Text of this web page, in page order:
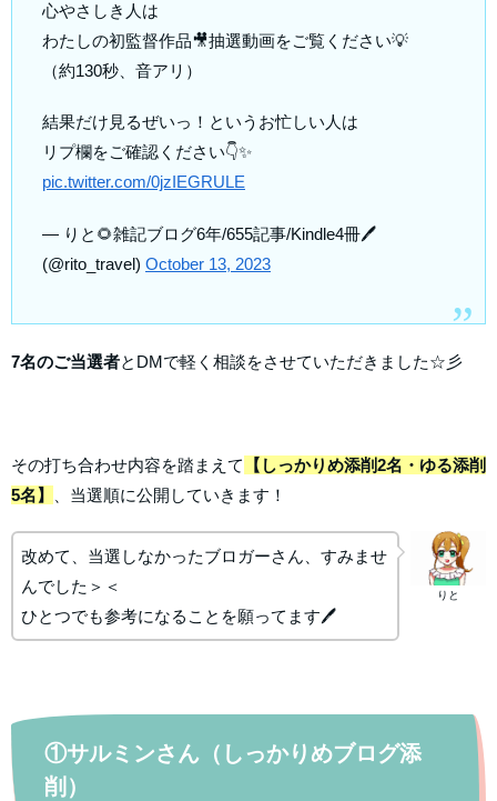
心やさしき人は
わたしの初監督作品🎥抽選動画をご覧ください💡
（約130秒、音アリ）
結果だけ見るぜいっ！というお忙しい人は
リプ欄をご確認ください👇✨
pic.twitter.com/0jzIEGRULE
— りと🌻雑記ブログ6年/655記事/Kindle4冊🖊
(@rito_travel) October 13, 2023
7名のご当選者とDMで軽く相談をさせていただきました☆彡
その打ち合わせ内容を踏まえて
【しっかりめ添削2名・ゆる添削
5名】
、当選順に公開していきます！
りと
改めて、当選しなかったブロガーさん、すみませ
んでした＞＜
ひとつでも参考になることを願ってます🖊
①サルミンさん（しっかりめブログ添
削）